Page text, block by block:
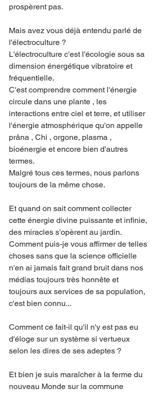
prospèrent pas.
Mais avez vous déjà entendu parlé de
l'électroculture ?
L'électroculture c'est l'écologie sous sa
dimension énergétique vibratoire et
fréquentielle.
C'est comprendre comment l'énergie
circule dans une plante , les
interactions entre ciel et terre, et utiliser
l'énergie atmosphérique qu'on appelle
prâna , Chi , orgone, plasma ,
bioénergie et encore bien d'autres
termes.
Malgré tous ces termes, nous parlons
toujours de la même chose.
Et quand on sait comment collecter
cette énergie divine puissante et infinie,
des miracles s'opèrent au jardin.
Comment puis-je vous affirmer de telles
choses sans que la science officielle
n'en ai jamais fait grand bruit dans nos
médias toujours très honnête et
toujours aux services de sa population,
c'est bien connu...
Comment ce fait-il qu'il n'y est pas eu
d'éloge sur un système si vertueux
selon les dires de ses adeptes ?
Et bien je suis maraîcher à la ferme du
nouveau Monde sur la commune